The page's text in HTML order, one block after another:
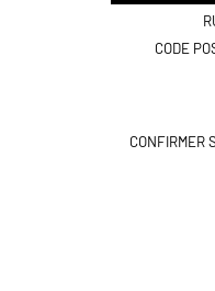
CODE
CONFIRMER